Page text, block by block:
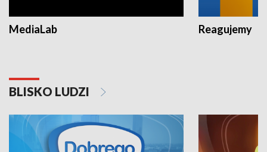
MediaLab Reagujemy
BLISKO LUDZI